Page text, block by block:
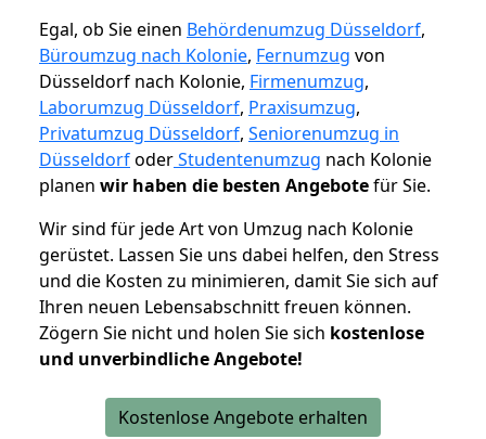
Egal, ob Sie einen Behördenumzug Düsseldorf,
Büroumzug nach Kolonie, Fernumzug von
Düsseldorf nach Kolonie, Firmenumzug,
Laborumzug Düsseldorf, Praxisumzug,
Privatumzug Düsseldorf, Seniorenumzug in
DüsseldorfoderStudentenumzug nach Kolonie
planen wir haben die besten Angebotefür Sie.
Wir sind für jede Art von Umzug nach Kolonie
gerüstet. Lassen Sie uns dabei helfen, den Stress
und die Kosten zu minimieren, damit Sie sich auf
Ihren neuen Lebensabschnitt freuen können.
Zögern Sie nicht und holen Sie sich kostenlose
und unverbindliche Angebote!
Kostenlose Angebote erhalten